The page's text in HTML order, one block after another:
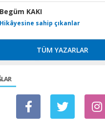
Begüm KAKI
Hikâyesine sahip çıkanlar
TÜM YAZARLAR